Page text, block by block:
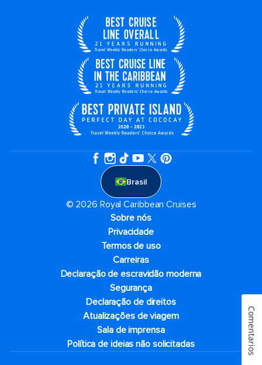
Brasil
© 2026 Royal Caribbean Cruises
Sobre nós
Privacidade
Termos de uso
Carreiras
Declaração de escravidão moderna
Segurança
Declaração de direitos
Atualizações de viagem
Sala de imprensa
Política de ideias não solicitadas
Comentarios